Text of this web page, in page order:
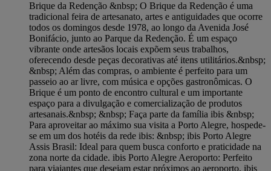
Brique da Redenção &nbsp; O Brique da Redenção é uma
tradicional feira de artesanato, artes e antiguidades que ocorre
todos os domingos desde 1978, ao longo da Avenida José
Bonifácio, junto ao Parque da Redenção. É um espaço
vibrante onde artesãos locais expõem seus trabalhos,
oferecendo desde peças decorativas até itens utilitários.&nbsp;
&nbsp; Além das compras, o ambiente é perfeito para um
passeio ao ar livre, com música e opções gastronômicas. O
Brique é um ponto de encontro cultural e um importante
espaço para a divulgação e comercialização de produtos
artesanais.&nbsp; &nbsp; Faça parte da família ibis &nbsp;
Para aproveitar ao máximo sua visita a Porto Alegre, hospede-
se em um dos hotéis da rede ibis: &nbsp; ibis Porto Alegre
Assis Brasil: Ideal para quem busca conforto e praticidade na
zona norte da cidade. ibis Porto Alegre Aeroporto: Perfeito
para viajantes que desejam estar próximos ao aeroporto. ibis